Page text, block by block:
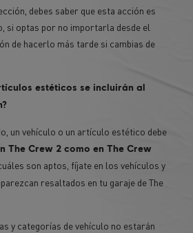
debes saber que esta acción es
si optas por no importarla desde el
de hacerlo más tarde si cambias de
estéticos se incluirán al
un vehículo o un artículo estético debe
The Crew 2 como en The Crew
son aptos, fíjate en los vehículos y
resaltados en tu garaje de The
y categorías de vehículo no estarán